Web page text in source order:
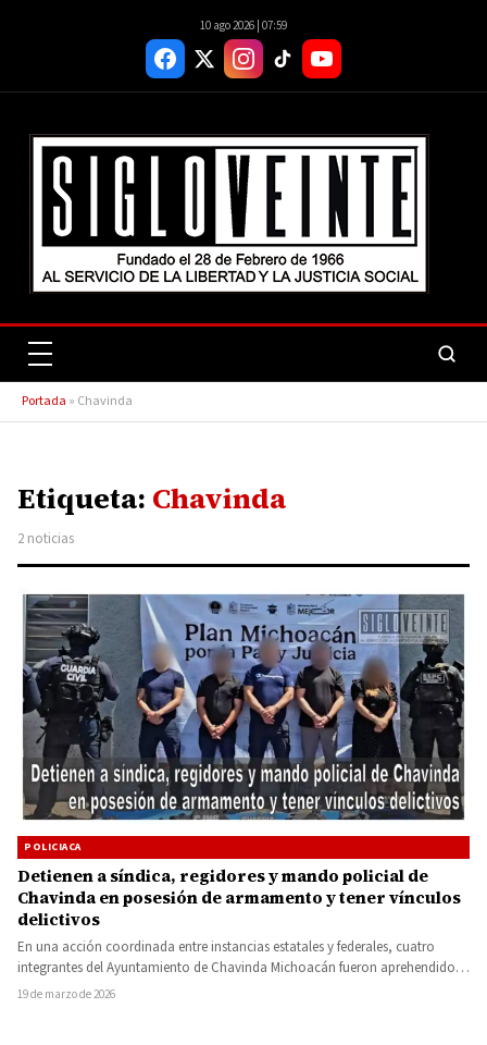
10 ago 2026 | 07:59
Portada » Chavinda
Etiqueta: Chavinda
2 noticias
POLICIACA
Detienen a síndica, regidores y mando policial de
Chavinda en posesión de armamento y tener vínculos
delictivos
En una acción coordinada entre instancias estatales y federales, cuatro
integrantes del Ayuntamiento de Chavinda Michoacán fueron aprehendidos
tras ser…
19 de marzo de 2026